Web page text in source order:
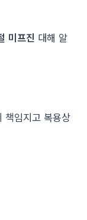
미프진 대해 알
책임지고 복용상